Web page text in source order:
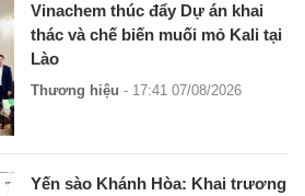
Vinachem thúc đẩy Dự án khai
thác và chế biến muối mỏ Kali tại
Lào
Thương hiệu - 17:41 07/08/2026
Yến sào Khánh Hòa: Khai trương